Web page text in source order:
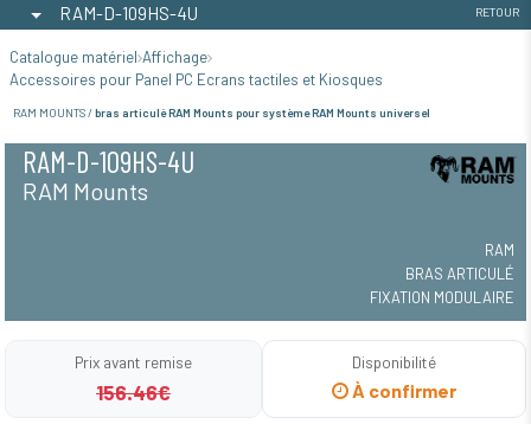
RAM-D-109HS-4U RETOUR
Catalogue matériel Affichage
Accessoires pour Panel PC Ecrans tactiles et Kiosques
RAM MOUNTS / bras articulé RAM Mounts pour système RAM Mounts universel
RAM-D-109HS-4U
RAM Mounts
RAM
BRAS ARTICULÉ
FIXATION MODULAIRE
Prix avant remise
156.46€
Disponibilité
À confirmer